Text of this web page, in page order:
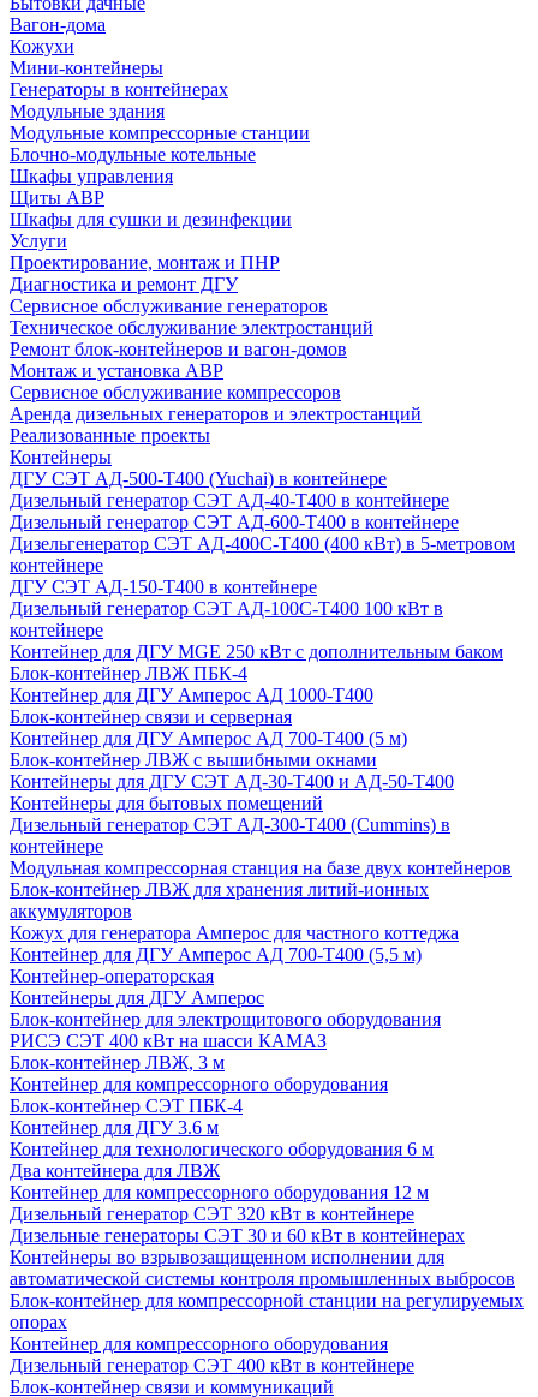
Вагон-дома
Кожухи
Мини-контейнеры
Генераторы в контейнерах
Модульные здания
Модульные компрессорные станции
Блочно-модульные котельные
Шкафы управления
Щиты АВР
Шкафы для сушки и дезинфекции
Услуги
Проектирование, монтаж и ПНР
Диагностика и ремонт ДГУ
Сервисное обслуживание генераторов
Техническое обслуживание электростанций
Ремонт блок-контейнеров и вагон-домов
Монтаж и установка АВР
Сервисное обслуживание компрессоров
Аренда дизельных генераторов и электростанций
Реализованные проекты
Контейнеры
ДГУ СЭТ АД-500-Т400 (Yuchai) в контейнере
Дизельный генератор СЭТ АД-40-Т400 в контейнере
Дизельный генератор СЭТ АД-600-Т400 в контейнере
Дизельгенератор СЭТ АД-400С-Т400 (400 кВт) в 5-метровом
контейнере
ДГУ СЭТ АД-150-Т400 в контейнере
Дизельный генератор СЭТ АД-100С-Т400 100 кВт в
контейнере
Контейнер для ДГУ MGE 250 кВт с дополнительным баком
Блок-контейнер ЛВЖ ПБК-4
Контейнер для ДГУ Амперос АД 1000-Т400
Блок-контейнер связи и серверная
Контейнер для ДГУ Амперос АД 700-Т400 (5 м)
Блок-контейнер ЛВЖ с вышибными окнами
Контейнеры для ДГУ СЭТ АД-30-Т400 и АД-50-Т400
Контейнеры для бытовых помещений
Дизельный генератор СЭТ АД-300-Т400 (Cummins) в
контейнере
Модульная компрессорная станция на базе двух контейнеров
Блок-контейнер ЛВЖ для хранения литий-ионных
аккумуляторов
Кожух для генератора Амперос для частного коттеджа
Контейнер для ДГУ Амперос АД 700-Т400 (5,5 м)
Контейнер-операторская
Контейнеры для ДГУ Амперос
Блок-контейнер для электрощитового оборудования
РИСЭ СЭТ 400 кВт на шасси КАМАЗ
Блок-контейнер ЛВЖ, 3 м
Контейнер для компрессорного оборудования
Блок-контейнер СЭТ ПБК-4
Контейнер для ДГУ 3.6 м
Контейнер для технологического оборудования 6 м
Два контейнера для ЛВЖ
Контейнер для компрессорного оборудования 12 м
Дизельный генератор СЭТ 320 кВт в контейнере
Дизельные генераторы СЭТ 30 и 60 кВт в контейнерах
Контейнеры во взрывозащищенном исполнении для
автоматической системы контроля промышленных выбросов
Блок-контейнер для компрессорной станции на регулируемых
опорах
Контейнер для компрессорного оборудования
Дизельный генератор СЭТ 400 кВт в контейнере
Блок-контейнер связи и коммуникаций